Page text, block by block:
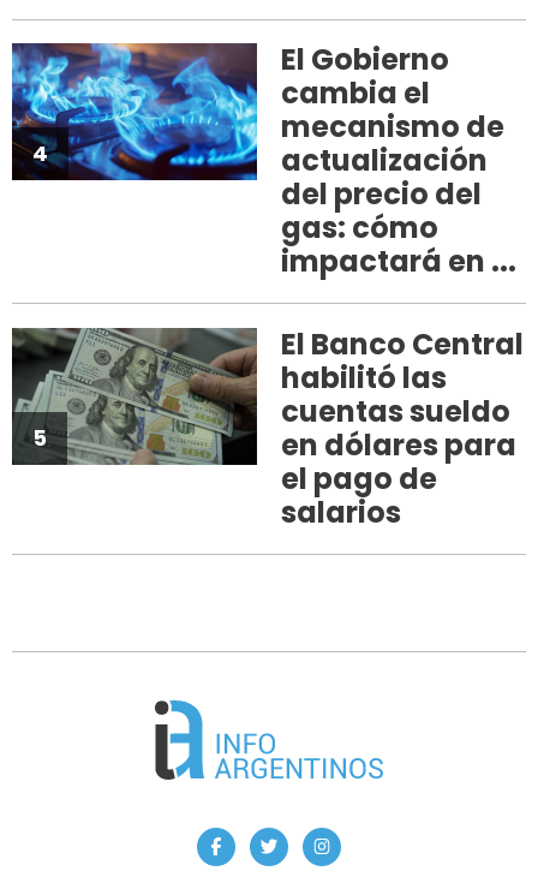
4
El Gobierno
cambia el
mecanismo de
actualización
del precio del
gas: cómo
impactará en ...
5
El Banco Central
habilitó las
cuentas sueldo
en dólares para
el pago de
salarios